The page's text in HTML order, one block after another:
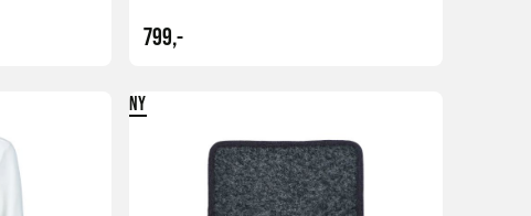
799,-
NY